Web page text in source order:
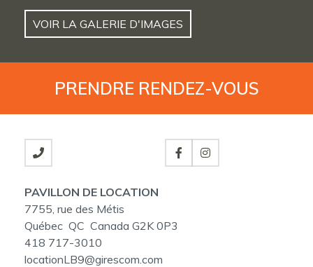
VOIR LA GALERIE D'IMAGES
PRENDRE RENDEZ-VOUS
PAVILLON DE LOCATION
7755, rue des Métis
Québec QC Canada G2K 0P3
418 717-3010
locationLB9@girescom.com